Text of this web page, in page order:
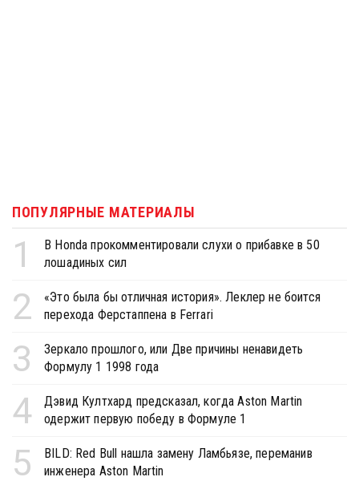
ПОПУЛЯРНЫЕ МАТЕРИАЛЫ
1
В Honda прокомментировали слухи о прибавке в 50
лошадиных сил
2
«Это была бы отличная история». Леклер не боится
перехода Ферстаппена в Ferrari
3
Зеркало прошлого, или Две причины ненавидеть
Формулу 1 1998 года
4
Дэвид Култхард предсказал, когда Aston Martin
одержит первую победу в Формуле 1
5
BILD: Red Bull нашла замену Ламбьязе, переманив
инженера Aston Martin